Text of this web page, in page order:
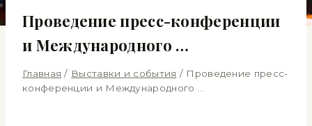
Проведение пресс-конференции
и Международного …
Главная / Выставки и события / Проведение пресс-
конференции и Международного …